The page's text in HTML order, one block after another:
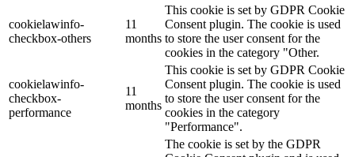
cookielawinfo-
checkbox-others
11
months
This cookie is set by GDPR Cookie
Consent plugin. The cookie is used
to store the user consent for the
cookies in the category "Other.
cookielawinfo-
checkbox-
performance
11
months
This cookie is set by GDPR Cookie
Consent plugin. The cookie is used
to store the user consent for the
cookies in the category
"Performance".
The cookie is set by the GDPR